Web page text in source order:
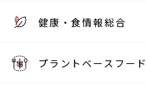
健康・食情報総合
プラントベースフード